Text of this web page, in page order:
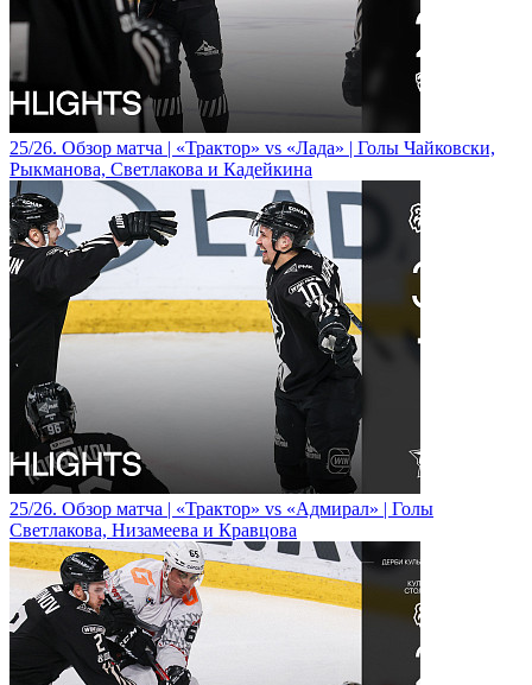
25/26. Обзор матча | «Трактор» vs «Лада» | Голы Чайковски,
Рыкманова, Светлакова и Кадейкина
25/26. Обзор матча | «Трактор» vs «Адмирал» | Голы
Светлакова, Низамеева и Кравцова